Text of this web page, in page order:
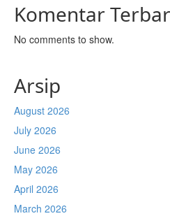
Komentar
No comments to show.
Arsip
August 2026
July 2026
June 2026
May 2026
April 2026
March 2026